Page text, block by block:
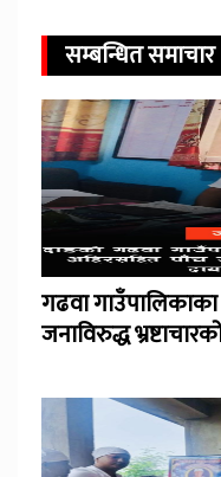
सम्बन्धित समाचार
गढवा
जनाविरुद्ध